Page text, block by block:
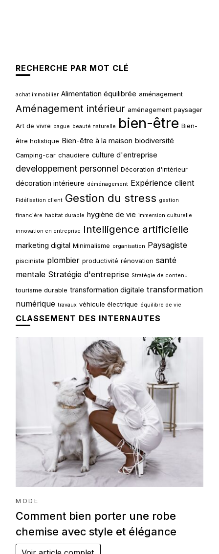
RECHERCHE PAR MOT CLÉ
achat immobilier Alimentation équilibrée aménagement
Aménagement intérieur aménagement paysager
Art de vivre bague beauté naturelle bien-être Bien-
être holistique Bien-être à la maison biodiversité
Camping-car chaudiere culture d'entreprise
developpement personnel Décoration d'intérieur
décoration intérieure déménagement Expérience client
Fidélisation client Gestion du stress gestion
financière habitat durable hygiène de vie immersion culturelle
innovation en entreprise Intelligence artificielle
marketing digital Minimalisme organisation Paysagiste
pisciniste plombier productivité rénovation santé
mentale Stratégie d'entreprise Stratégie de contenu
tourisme durable transformation digitale transformation
numérique travaux véhicule électrique équilibre de vie
CLASSEMENT DES INTERNAUTES
MODE
Comment bien porter une robe
chemise avec style et élégance